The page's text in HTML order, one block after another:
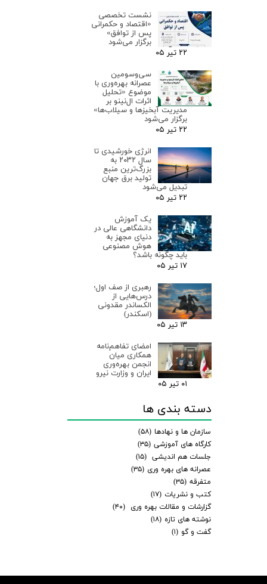
نشست تخصصی
«اقتصاد و حکمرانی
پس از توافق»
برگزار می‌شود
۲۲ تیر ۰۵
سی‌وسومین
عصرانه بهره‌وری با
موضوع «تحلیل
اثرات ال‌نینو بر
مدیریت آبخیزها و سیلاب‌ها»
برگزار می‌شود
۲۲ تیر ۰۵
انرژی خورشیدی تا
سال ۲۰۳۲ به
بزرگ‌ترین منبع
تولید برق جهان
تبدیل می‌شود
۲۲ تیر ۰۵
یک آموزش
دانشگاهی عالی در
دنیای مجهز به
هوش مصنوعی
باید چگونه باشد؟
۱۷ تیر ۰۵
رهبری از صف اول؛
درس‌هایی از
الکساندر مقدونی
(اسکندر)
۱۳ تیر ۰۵
امضای تفاهم‌نامه
همکاری میان
انجمن بهره‌وری
ایران و وزارت نیرو
۰۱ تیر ۰۵
دسته بندی ها
سازمان ها و نهادها (۵۸)
کارگاه های آموزشی (۳۵)
جلسات هم اندیشی (۱۵)
عصرانه های بهره وری (۳۵)
متفرقه (۳۵)
کتب و نشریات (۱۷)
گزارشات و مقالات بهره وری
(۴۰)
نوشته های تازه (۱۸)
گفت و گو (۱)